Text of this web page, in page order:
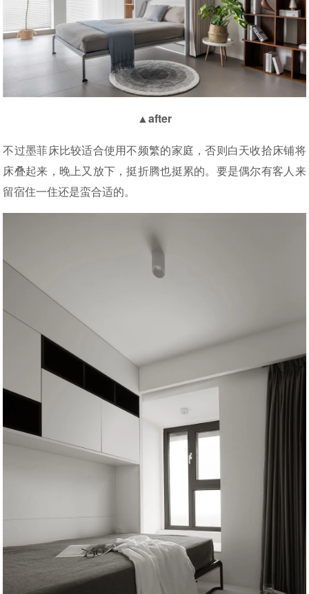
▲after
不过墨菲床比较适合使用不频繁的家庭，否则白天收拾床铺将
床叠起来，晚上又放下，挺折腾也挺累的。要是偶尔有客人来
留宿住一住还是蛮合适的。